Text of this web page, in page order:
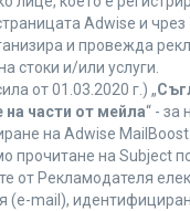
Adwise и чрез
и провежда
стоки и/или услуги.
от 01.03.2020 г.) „
на части от мейла“ - за
на Adwise MailBoost
прочитане на Subject
от Рекламодателя
(e-mail),